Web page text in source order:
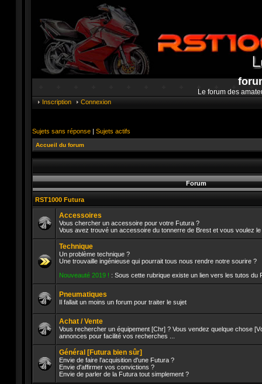
Le forum des
Inscription Connexion
Sujets sans réponse | Sujets actifs
Accueil du forum
Forum
RST1000 Futura
Aucun
message
non
Accessoires
Vous chercher un accessoire pour votre Futura ?
Vous avez trouvé un accessoire du tonnerre de Brest et vous voulez
Aucun
message
non
Technique
Un problème technique ?
Une trouvaille ingénieuse qui pourrait tous nous rendre notre sourire ?
Nouveauté 2019 ! : Sous cette rubrique existe un lien vers les tutos du
message
non
Pneumatiques
Il fallait un moins un forum pour traiter le sujet
Aucun
message
non
Achat / Vente
Vous rechercher un équipement [Chr] ? Vous vendez quelque chose
annonces pour facilité vos recherches ...
Aucun
message
Général [Futura bien sûr]
Envie de faire l'acquisition d'une Futura ?
Envie d'affirmer vos convictions ?
Envie de parler de la Futura tout simplement ?